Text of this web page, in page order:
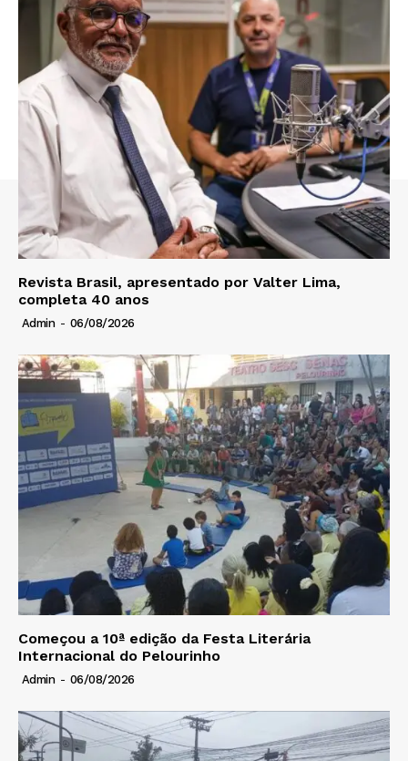
Revista Brasil, apresentado por Valter Lima,
completa 40 anos
Admin - 06/08/2026
Começou a 10ª edição da Festa Literária
Internacional do Pelourinho
Admin - 06/08/2026